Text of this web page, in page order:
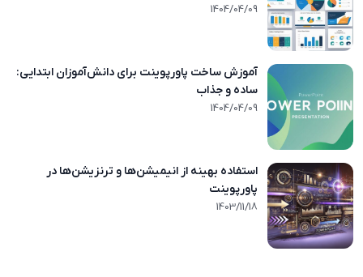
1404/01/31
1404/04/09
آموزش ساخت پاورپوینت برای دانش‌آموزان ابتدایی:
ساده و جذاب
1404/01/31
1404/04/09
استفاده بهینه از انیمیشن‌ها و ترنزیشن‌ها در
پاورپوینت
1403/11/17
1403/11/18